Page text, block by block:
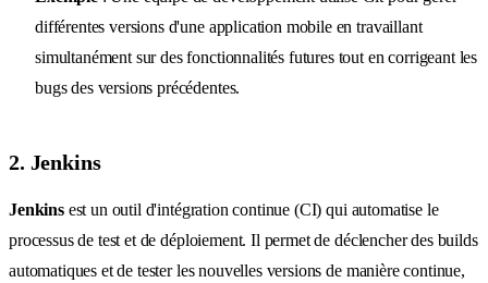
différentes versions d'une application mobile en travaillant
simultanément sur des fonctionnalités futures tout en corrigeant les
bugs des versions précédentes.
2. Jenkins
Jenkinsest un outil d'intégration continue (CI) qui automatise le
processus de test et de déploiement. Il permet de déclencher des builds
automatiques et de tester les nouvelles versions de manière continue,